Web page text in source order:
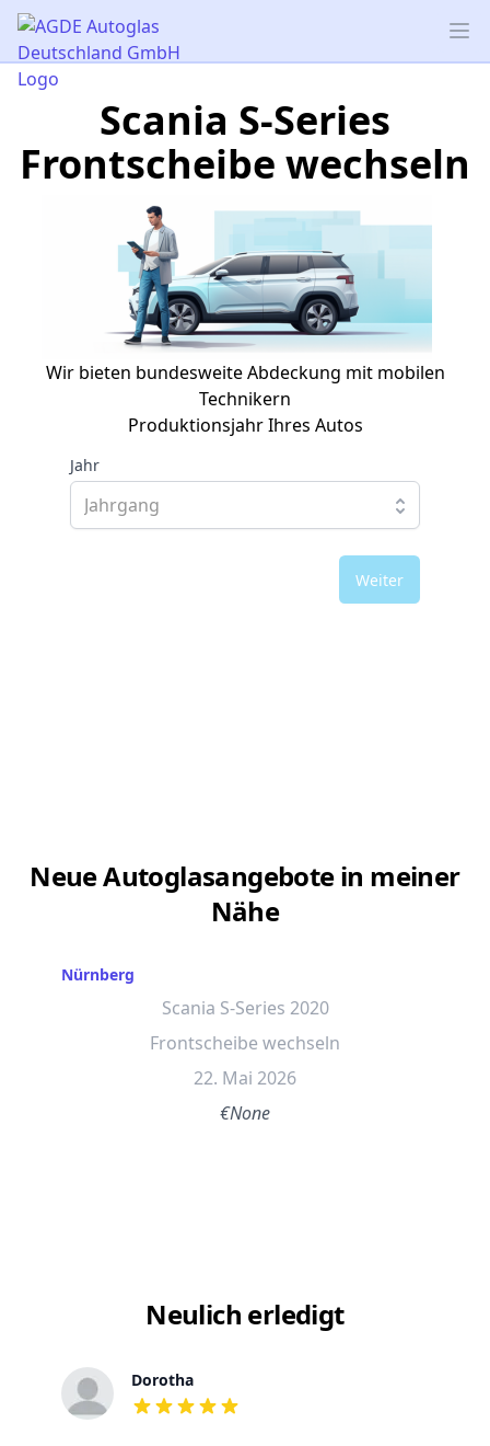
AGDE Autoglas Deutschland GmbH
Scania S-Series
Frontscheibe wechseln
Wir bieten bundesweite Abdeckung mit mobilen
Technikern
Produktionsjahr Ihres Autos
Jahr
Weiter
Neue Autoglasangebote in meiner
Nähe
Nürnberg
Scania S-Series 2020
Frontscheibe wechseln
22. Mai 2026
€None
Neulich erledigt
Dorotha
out of 5 stars